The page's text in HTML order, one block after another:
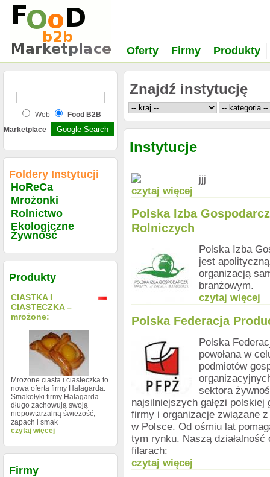
Oferty Firmy Produkty
Web
Food B2B
Marketplace
Foldery Instytucji
HoReCa
Mrożonki
Rolnictwo
Ekologiczne
Żywność
Produkty
CIASTKA I
CIASTECZKA –
mrożone:
Mrożone ciasta i ciasteczka to
nowa oferta firmy Halagarda.
Smakołyki firmy Halagarda
długo zachowują swoją
niepowtarzalną świeżość,
zapach i smak
czytaj więcej
Firmy
Znajdź instytucję
Instytucje
jjj
czytaj więcej
Polska Izba
Rolniczych
Polska Izba
jest
organizacją
branżowym.
czytaj więcej
Polska Federacja
Polska
powołana w
podmiotów
sektora
najsilniejszych gałęzi polskiej
firmy i organizacje związane
w Polsce. Od ośmiu lat
tym rynku. Naszą
filarach:
czytaj więcej